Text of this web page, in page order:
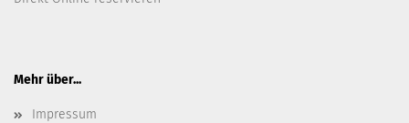
Mehr über...
Impressum